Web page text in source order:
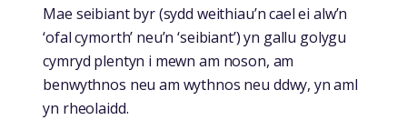
Mae seibiant byr (sydd weithiau’n cael ei alw’n
‘ofal cymorth’ neu’n ‘seibiant’) yn gallu golygu
cymryd plentyn i mewn am noson, am
benwythnos neu am wythnos neu ddwy, yn aml
yn rheolaidd.